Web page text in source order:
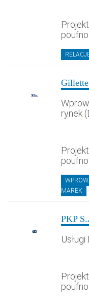
rynek
MAREK
PKP